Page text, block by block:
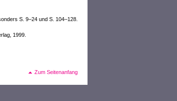
S. 9–24 und S. 104–128.
1999.
Zum Seitenanfang